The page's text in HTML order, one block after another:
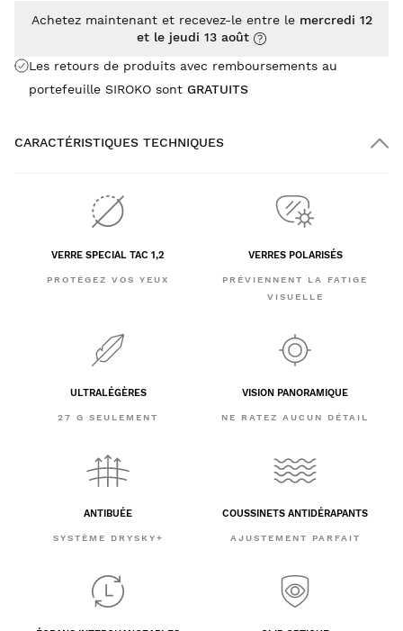
Les retours de produits avec remboursements au
portefeuille SIROKO sont GRATUITS
Achetez maintenant et recevez-le entre le mercredi 12
et le jeudi 13 août
CARACTÉRISTIQUES TECHNIQUES
VERRE SPECIAL TAC 1,2
PROTÉGEZ VOS YEUX
VERRES POLARISÉS
PRÉVIENNENT LA FATIGE
VISUELLE
ULTRALÉGÈRES
27 G SEULEMENT
VISION PANORAMIQUE
NE RATEZ AUCUN DÉTAIL
ANTIBUÉE
SYSTÈME DRYSKY+
COUSSINETS ANTIDÉRAPANTS
AJUSTEMENT PARFAIT